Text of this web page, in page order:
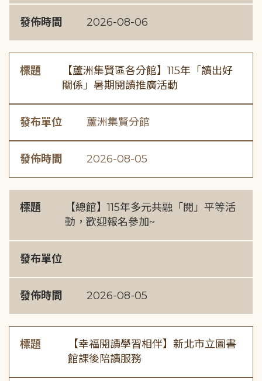
發佈時間 2026-08-06
標題
【蘆洲集賢區各分館】115年「讀出好
關係」暑期閱讀推廣活動
發布單位 蘆洲集賢分館
發佈時間 2026-08-05
標題
【總館】115年多元共融「閱」平等活
動，歡迎報名參加~
發布單位
發佈時間 2026-08-05
標題
【幸福閱讀學習相伴】新北市立圖書
館課後陪讀服務